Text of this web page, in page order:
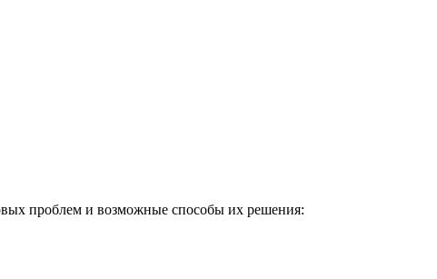
проблем и возможные способы их решения: